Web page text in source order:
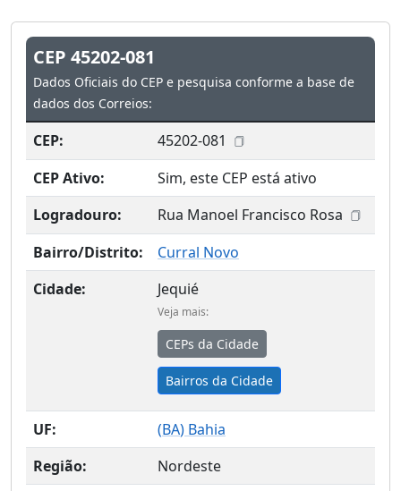
CEP 45202-081
Dados Oficiais do CEP e pesquisa conforme a base de
dados dos Correios:
CEP:
45202-081
CEP Ativo:
Sim, este CEP está ativo
Logradouro:
Rua Manoel Francisco Rosa
Bairro/Distrito:
Curral Novo
Cidade:
Jequié
Veja mais:
CEPs da Cidade
Bairros da Cidade
UF: (BA) Bahia
Região:
Nordeste